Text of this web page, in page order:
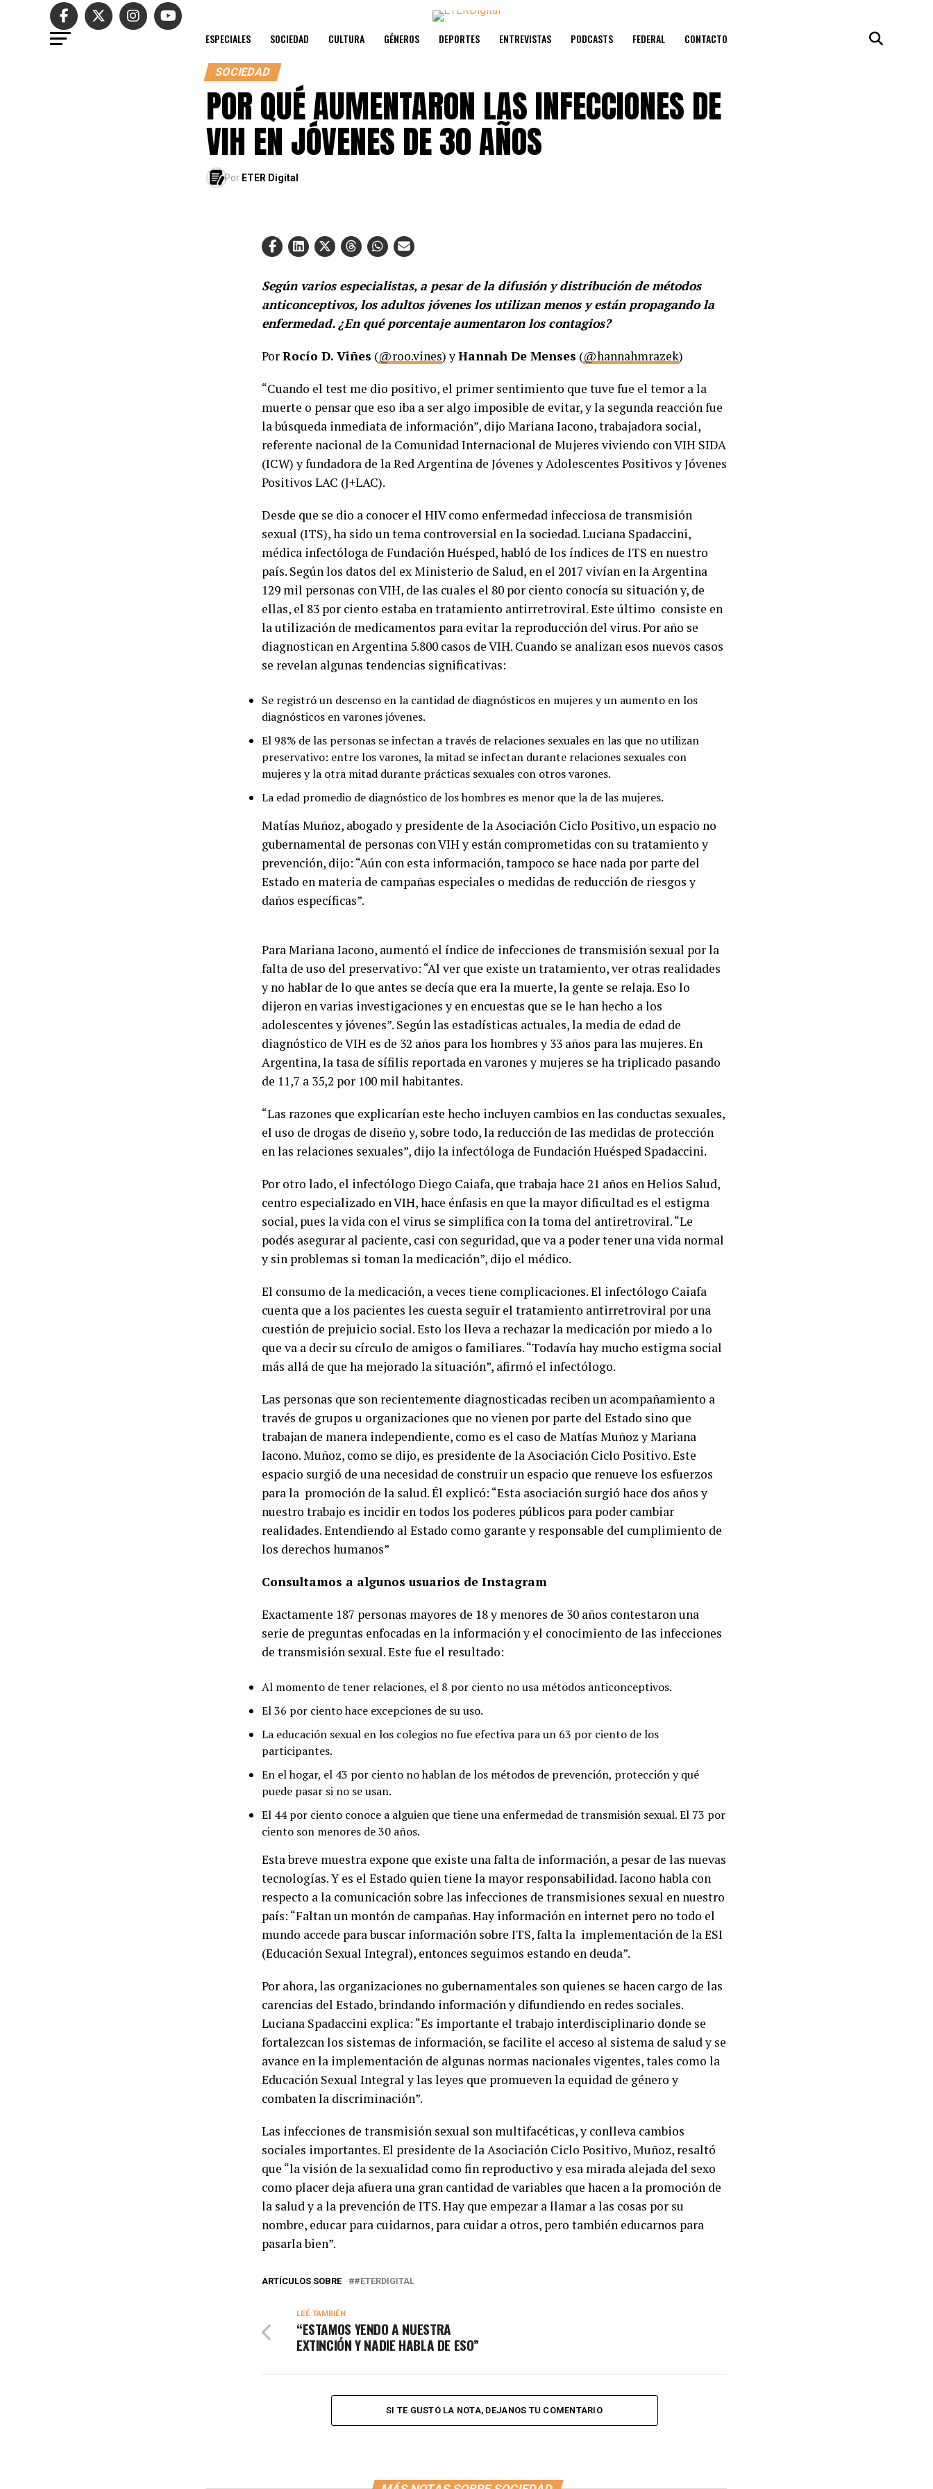
ESPECIALES SOCIEDAD CULTURA GÉNEROS DEPORTES ENTREVISTAS PODCASTS FEDERAL CONTACTO
SOCIEDAD
POR QUÉ AUMENTARON LAS INFECCIONES DE
VIH EN JÓVENES DE 30 AÑOS
Por ETER Digital
Según varios especialistas, a pesar de la difusión y distribución de métodos
anticonceptivos, los adultos jóvenes los utilizan menos y están propagando la
enfermedad. ¿En qué porcentaje aumentaron los contagios?
PorRocío D. Viñes (@roo.vines) yHannah De Menses (@hannahmrazek)
“Cuando el test me dio positivo, el primer sentimiento que tuve fue el temor a la
muerte o pensar que eso iba a ser algo imposible de evitar, y la segunda reacción fue
la búsqueda inmediata de información”, dijo Mariana Iacono, trabajadora social,
referente nacional de la Comunidad Internacional de Mujeres viviendo con VIH SIDA
(ICW) y fundadora de la Red Argentina de Jóvenes y Adolescentes Positivos y Jóvenes
Positivos LAC (J+LAC).
Desde que se dio a conocer el HIV como enfermedad infecciosa de transmisión
sexual (ITS), ha sido un tema controversial en la sociedad. Luciana Spadaccini,
médica infectóloga de Fundación Huésped, habló de los índices de ITS en nuestro
país. Según los datos del ex Ministerio de Salud, en el 2017 vivían en la Argentina
129 mil personas con VIH, de las cuales el 80 por ciento conocía su situación y, de
ellas, el 83 por ciento estaba en tratamiento antirretroviral. Este último consiste en
la utilización de medicamentos para evitar la reproducción del virus. Por año se
diagnostican en Argentina 5.800 casos de VIH. Cuando se analizan esos nuevos casos
se revelan algunas tendencias significativas:
Se registró un descenso en la cantidad de diagnósticos en mujeres y un aumento en los
diagnósticos en varones jóvenes.
El 98% de las personas se infectan a través de relaciones sexuales en las que no utilizan
preservativo: entre los varones, la mitad se infectan durante relaciones sexuales con
mujeres y la otra mitad durante prácticas sexuales con otros varones.
La edad promedio de diagnóstico de los hombres es menor que la de las mujeres.
Matías Muñoz, abogado y presidente de la Asociación Ciclo Positivo, un espacio no
gubernamental de personas con VIH y están comprometidas con su tratamiento y
prevención, dijo: “Aún con esta información, tampoco se hace nada por parte del
Estado en materia de campañas especiales o medidas de reducción de riesgos y
daños específicas”.
Para Mariana Iacono, aumentó el índice de infecciones de transmisión sexual por la
falta de uso del preservativo: “Al ver que existe un tratamiento, ver otras realidades
y no hablar de lo que antes se decía que era la muerte, la gente se relaja. Eso lo
dijeron en varias investigaciones y en encuestas que se le han hecho a los
adolescentes y jóvenes”. Según las estadísticas actuales, la media de edad de
diagnóstico de VIH es de 32 años para los hombres y 33 años para las mujeres. En
Argentina, la tasa de sífilis reportada en varones y mujeres se ha triplicado pasando
de 11,7 a 35,2 por 100 mil habitantes.
“Las razones que explicarían este hecho incluyen cambios en las conductas sexuales,
el uso de drogas de diseño y, sobre todo, la reducción de las medidas de protección
en las relaciones sexuales”, dijo la infectóloga de Fundación Huésped Spadaccini.
Por otro lado, el infectólogo Diego Caiafa, que trabaja hace 21 años en Helios Salud,
centro especializado en VIH, hace énfasis en que la mayor dificultad es el estigma
social, pues la vida con el virus se simplifica con la toma del antiretroviral. “Le
podés asegurar al paciente, casi con seguridad, que va a poder tener una vida normal
y sin problemas si toman la medicación”, dijo el médico.
El consumo de la medicación, a veces tiene complicaciones. El infectólogo Caiafa
cuenta que a los pacientes les cuesta seguir el tratamiento antirretroviral por una
cuestión de prejuicio social. Esto los lleva a rechazar la medicación por miedo a lo
que va a decir su círculo de amigos o familiares. “Todavía hay mucho estigma social
más allá de que ha mejorado la situación”, afirmó el infectólogo.
Las personas que son recientemente diagnosticadas reciben un acompañamiento a
través de grupos u organizaciones que no vienen por parte del Estado sino que
trabajan de manera independiente, como es el caso de Matías Muñoz y Mariana
Iacono. Muñoz, como se dijo, es presidente de la Asociación Ciclo Positivo. Este
espacio surgió de una necesidad de construir un espacio que renueve los esfuerzos
para la promoción de la salud. Él explicó: “Esta asociación surgió hace dos años y
nuestro trabajo es incidir en todos los poderes públicos para poder cambiar
realidades. Entendiendo al Estado como garante y responsable del cumplimiento de
los derechos humanos”
Consultamos a algunos usuarios de Instagram
Exactamente 187 personas mayores de 18 y menores de 30 años contestaron una
serie de preguntas enfocadas en la información y el conocimiento de las infecciones
de transmisión sexual. Este fue el resultado:
Al momento de tener relaciones, el 8 por ciento no usa métodos anticonceptivos.
El 36 por ciento hace excepciones de su uso.
La educación sexual en los colegios no fue efectiva para un 63 por ciento de los
participantes.
En el hogar, el 43 por ciento no hablan de los métodos de prevención, protección y qué
puede pasar si no se usan.
El 44 por ciento conoce a alguien que tiene una enfermedad de transmisión sexual. El 73 por
ciento son menores de 30 años.
Esta breve muestra expone que existe una falta de información, a pesar de las nuevas
tecnologías. Y es el Estado quien tiene la mayor responsabilidad. Iacono habla con
respecto a la comunicación sobre las infecciones de transmisiones sexual en nuestro
país: “Faltan un montón de campañas. Hay información en internet pero no todo el
mundo accede para buscar información sobre ITS, falta la implementación de la ESI
(Educación Sexual Integral), entonces seguimos estando en deuda”.
Por ahora, las organizaciones no gubernamentales son quienes se hacen cargo de las
carencias del Estado, brindando información y difundiendo en redes sociales.
Luciana Spadaccini explica: “Es importante el trabajo interdisciplinario donde se
fortalezcan los sistemas de información, se facilite el acceso al sistema de salud y se
avance en la implementación de algunas normas nacionales vigentes, tales como la
Educación Sexual Integral y las leyes que promueven la equidad de género y
combaten la discriminación”.
Las infecciones de transmisión sexual son multifacéticas, y conlleva cambios
sociales importantes. El presidente de la Asociación Ciclo Positivo, Muñoz, resaltó
que “la visión de la sexualidad como fin reproductivo y esa mirada alejada del sexo
como placer deja afuera una gran cantidad de variables que hacen a la promoción de
la salud y a la prevención de ITS. Hay que empezar a llamar a las cosas por su
nombre, educar para cuidarnos, para cuidar a otros, pero también educarnos para
pasarla bien”.
ARTÍCULOS SOBRE #ETERDIGITAL
LEÉ TAMBIÉN
“ESTAMOS YENDO A NUESTRA
EXTINCIÓN Y NADIE HABLA DE ESO”
SI TE GUSTÓ LA NOTA, DEJANOS TU COMENTARIO